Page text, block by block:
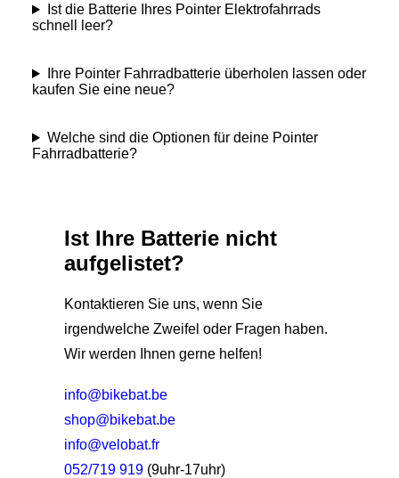
Ist die Batterie Ihres Pointer Elektrofahrrads
schnell leer?
Ihre Pointer Fahrradbatterie überholen lassen oder
kaufen Sie eine neue?
Welche sind die Optionen für deine Pointer
Fahrradbatterie?
Ist Ihre Batterie nicht
aufgelistet?
Kontaktieren Sie uns, wenn Sie
irgendwelche Zweifel oder Fragen haben.
Wir werden Ihnen gerne helfen!
info@bikebat.be
shop@bikebat.be
info@velobat.fr
052/719 919 (9uhr-17uhr)